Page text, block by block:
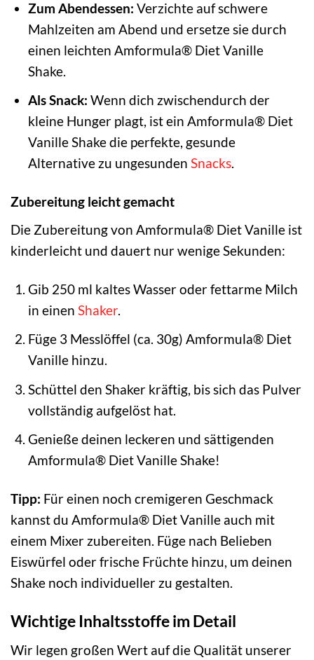
Zum Abendessen: Verzichte auf schwere
Mahlzeiten am Abend und ersetze sie durch
einen leichten Amformula® Diet Vanille
Shake.
Als Snack: Wenn dich zwischendurch der
kleine Hunger plagt, ist ein Amformula® Diet
Vanille Shake die perfekte, gesunde
Alternative zu ungesunden Snacks.
Zubereitung leicht gemacht
Die Zubereitung von Amformula® Diet Vanille ist
kinderleicht und dauert nur wenige Sekunden:
Gib 250 ml kaltes Wasser oder fettarme Milch
in einen Shaker.
Füge 3 Messlöffel (ca. 30g) Amformula® Diet
Vanille hinzu.
Schüttel den Shaker kräftig, bis sich das Pulver
vollständig aufgelöst hat.
Genieße deinen leckeren und sättigenden
Amformula® Diet Vanille Shake!
Tipp: Für einen noch cremigeren Geschmack
kannst du Amformula® Diet Vanille auch mit
einem Mixer zubereiten. Füge nach Belieben
Eiswürfel oder frische Früchte hinzu, um deinen
Shake noch individueller zu gestalten.
Wichtige Inhaltsstoffe im Detail
Wir legen großen Wert auf die Qualität unserer